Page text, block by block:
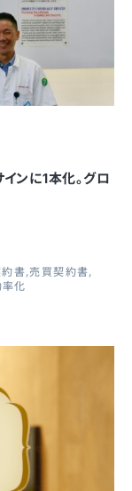
ンに1本化。グロ
書 売買契約書
化